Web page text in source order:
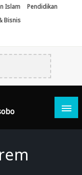
Islam
Pendidikan
Bisnis